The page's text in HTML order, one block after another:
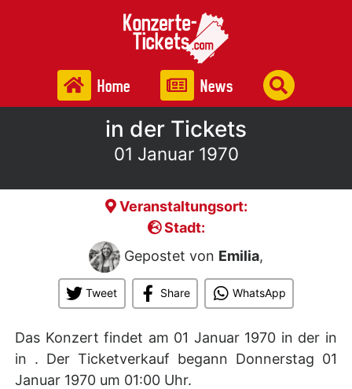
Home News
in der Tickets
01 Januar 1970
Veranstaltungsort:
Stadt:
Gepostet von Emilia,
Tweet Share WhatsApp
Das Konzert findet am 01 Januar 1970 in der in
in . Der Ticketverkauf begann Donnerstag 01
Januar 1970 um 01:00 Uhr.